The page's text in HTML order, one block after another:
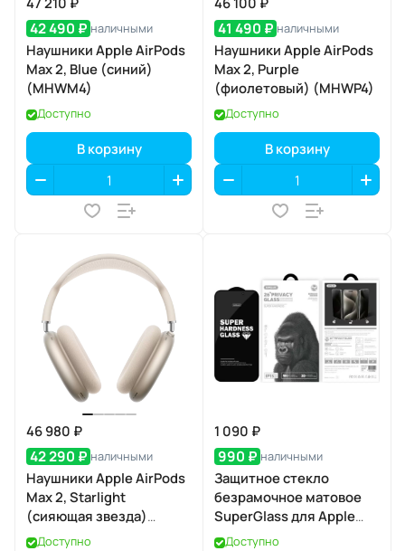
42 490 ₽ наличными
Наушники Apple AirPods
Max 2, Blue (синий)
(MHWM4)
Доступно
В корзину
41 490 ₽ наличными
Наушники Apple AirPods
Max 2, Purple
(фиолетовый) (MHWP4)
Доступно
В корзину
46 980 ₽
42 290 ₽ наличными
Наушники Apple AirPods
Max 2, Starlight
(сияющая звезда)
(MHWL4)
Доступно
1 090 ₽
990 ₽ наличными
Защитное стекло
безрамочное матовое
SuperGlass для Apple
iPhone 17 Air
Доступно